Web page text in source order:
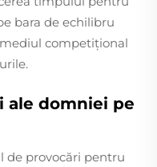
bara de echilibru
competițional
ale domniei pe
de provocări pentru